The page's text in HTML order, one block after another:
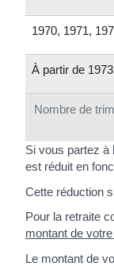
Nombre de
1970, 1971,
À partir de 1973
Si vous partez à
est réduit en
Cette réduction
Pour la retraite
montant de
Le montant de